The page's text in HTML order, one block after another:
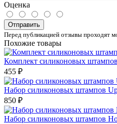
Оценка
Отправить
Перед публикацией отзывы проходят
Похожие товары
Комплект силиконовых
455 ₽
Набор силиконовых штампов
850 ₽
Набор силиконовых штампов